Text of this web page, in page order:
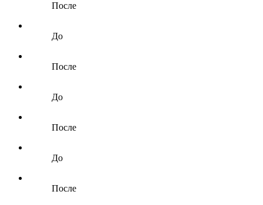
После
До
После
До
После
До
После